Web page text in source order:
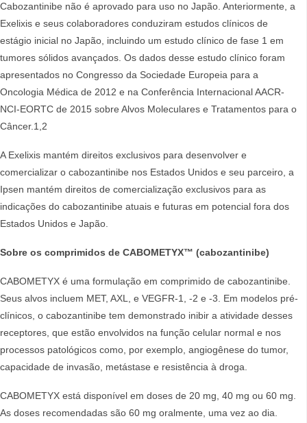
Cabozantinibe não é aprovado para uso no Japão. Anteriormente, a
Exelixis e seus colaboradores conduziram estudos clínicos de
estágio inicial no Japão, incluindo um estudo clínico de fase 1 em
tumores sólidos avançados. Os dados desse estudo clínico foram
apresentados no Congresso da Sociedade Europeia para a
Oncologia Médica de 2012 e na Conferência Internacional AACR-
NCI-EORTC de 2015 sobre Alvos Moleculares e Tratamentos para o
Câncer.1,2
A Exelixis mantém direitos exclusivos para desenvolver e
comercializar o cabozantinibe nos Estados Unidos e seu parceiro, a
Ipsen mantém direitos de comercialização exclusivos para as
indicações do cabozantinibe atuais e futuras em potencial fora dos
Estados Unidos e Japão.
Sobre os comprimidos de CABOMETYX™ (cabozantinibe)
CABOMETYX é uma formulação em comprimido de cabozantinibe.
Seus alvos incluem MET, AXL, e VEGFR-1, -2 e -3. Em modelos pré-
clínicos, o cabozantinibe tem demonstrado inibir a atividade desses
receptores, que estão envolvidos na função celular normal e nos
processos patológicos como, por exemplo, angiogênese do tumor,
capacidade de invasão, metástase e resistência à droga.
CABOMETYX está disponível em doses de 20 mg, 40 mg ou 60 mg.
As doses recomendadas são 60 mg oralmente, uma vez ao dia.